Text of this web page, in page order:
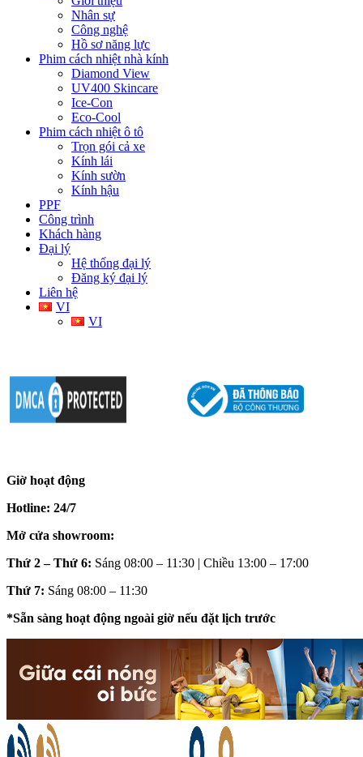
Nhân sự
Công nghệ
Hồ sơ năng lực
Phim cách nhiệt nhà kính
Diamond View
UV400 Skincare
Ice-Con
Eco-Cool
Phim cách nhiệt ô tô
Trọn gói cả xe
Kính lái
Kính sườn
Kính hậu
PPF
Công trình
Khách hàng
Đại lý
Hệ thống đại lý
Đăng ký đại lý
Liên hệ
VI
VI
Giờ hoạt động
Hotline: 24/7
Mở cửa showroom:
Thứ 2 – Thứ 6: Sáng 08:00 – 11:30 | Chiều 13:00 – 17:00
Thứ 7: Sáng 08:00 – 11:30
*Sẵn sàng hoạt động ngoài giờ nếu đặt lịch trước